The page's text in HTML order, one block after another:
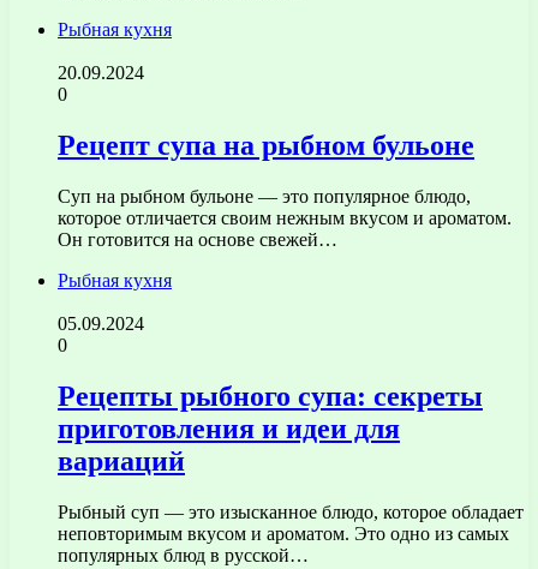
Рыбная кухня
20.09.2024
0
Рецепт супа на рыбном бульоне
Суп на рыбном бульоне — это популярное блюдо,
которое отличается своим нежным вкусом и ароматом.
Он готовится на основе свежей…
Рыбная кухня
05.09.2024
0
Рецепты рыбного супа: секреты
приготовления и идеи для
вариаций
Рыбный суп — это изысканное блюдо, которое обладает
неповторимым вкусом и ароматом. Это одно из самых
популярных блюд в русской…